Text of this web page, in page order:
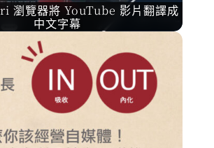
瀏覽器將 YouTube 影片翻譯成
中文字幕